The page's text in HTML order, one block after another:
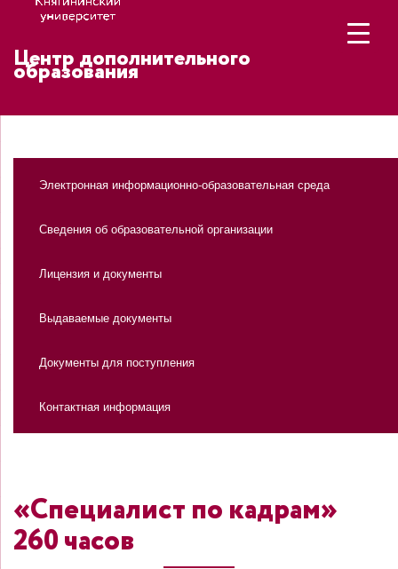
Центр дополнительного
образования
Электронная информационно-образовательная среда
Сведения об образовательной организации
Лицензия и документы
Выдаваемые документы
Документы для поступления
Контактная информация
«Специалист по кадрам»
260 часов